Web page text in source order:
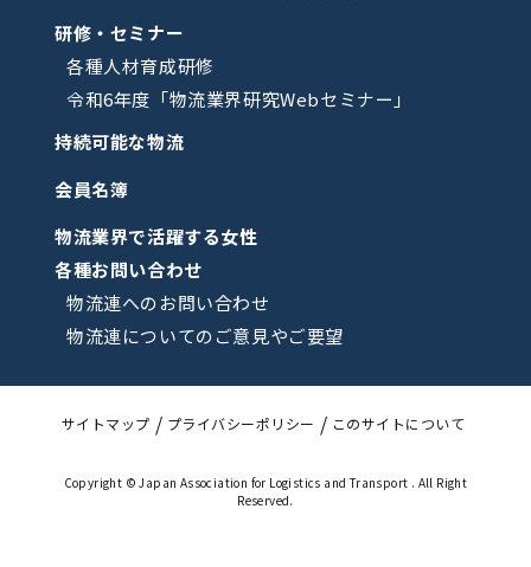
研修・セミナー
各種人材育成研修
令和6年度「物流業界研究Webセミナー」
持続可能な物流
会員名簿
物流業界で活躍する女性
各種お問い合わせ
物流連へのお問い合わせ
物流連についてのご意見やご要望
サイトマップ プライバシーポリシー このサイトについて
Copyright © Japan Association for Logistics and Transport . All Right
Reserved.